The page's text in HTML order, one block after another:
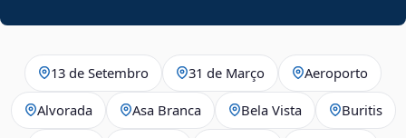
13 de Setembro 31 de Março Aeroporto
Alvorada Asa Branca Bela Vista Buritis